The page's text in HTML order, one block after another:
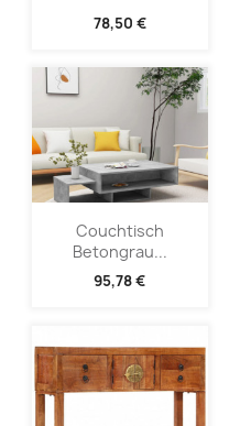
78,50 €
Couchtisch
Betongrau...
95,78 €